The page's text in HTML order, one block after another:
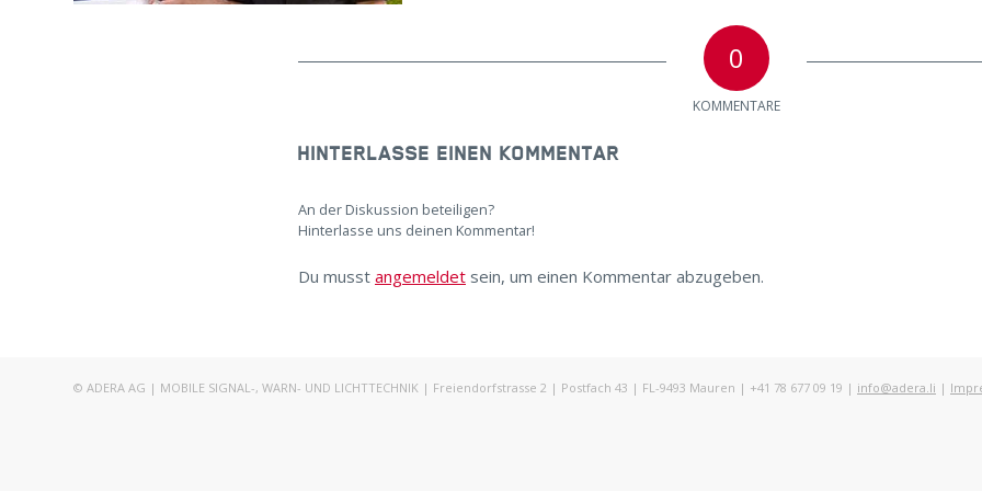
0
KOMMENTARE
HINTERLASSE EINEN KOMMENTAR
An der Diskussion beteiligen?
Hinterlasse uns deinen Kommentar!
Du musst angemeldet sein, um einen Kommentar abzugeben.
© ADERA AG | MOBILE SIGNAL-, WARN- UND LICHTTECHNIK | Freiendorfstrasse 2 | Postfach 43 | FL-9493 Mauren | +41 78 677 09 19 | info@adera.li |